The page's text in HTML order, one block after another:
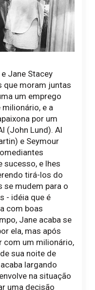
Jane Stacey
que moram juntas
um emprego
e a
por um
(John Lund). Al
e Seymour
sucesso, e lhes
tirá-los do
se mudem para o
- idéia que é
com boas
Jane acaba se
ela, mas após
com um milionário,
sua noite de
largando
na situação
uma decisão